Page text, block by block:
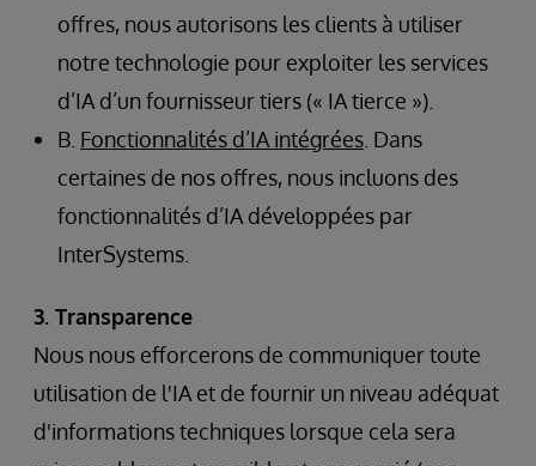
offres, nous autorisons les clients à utiliser
notre technologie pour exploiter les services
d’IA d’un fournisseur tiers (« IA tierce »).
B. Fonctionnalités d’IA intégrées . Dans
certaines de nos offres, nous incluons des
fonctionnalités d’IA développées par
InterSystems.
3. Transparence
Nous nous efforcerons de communiquer toute
utilisation de l'IA et de fournir un niveau adéquat
d'informations techniques lorsque cela sera